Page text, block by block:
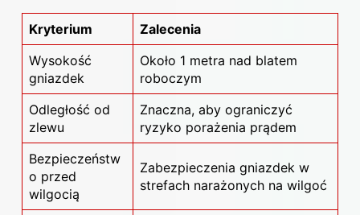
Kryterium
Zalecenia
Wysokość
gniazdek
Około 1 metra nad blatem
roboczym
Odległość od
zlewu
Znaczna, aby ograniczyć
ryzyko porażenia prądem
Bezpieczeństw
o przed
wilgocią
Zabezpieczenia gniazdek w
strefach narażonych na wilgoć